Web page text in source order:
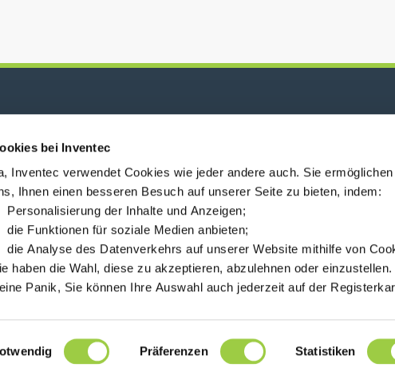
bei Inventec
Inventec verwendet Cookies wie jeder andere auch. Sie ermöglichen
Ihnen einen besseren Besuch auf unserer Seite zu bieten, indem:
Personalisierung der Inhalte und Anzeigen;
die Funktionen für soziale Medien anbieten;
die Analyse des Datenverkehrs auf unserer Website mithilfe von
haben die Wahl, diese zu akzeptieren, abzulehnen oder einzustellen.
Panik, Sie können Ihre Auswahl auch jederzeit auf der
Präferenzen Statistiken
Newsletter in Verbindung!
Lageplan Über Inventec Standorte Nachrichten MSDS finder